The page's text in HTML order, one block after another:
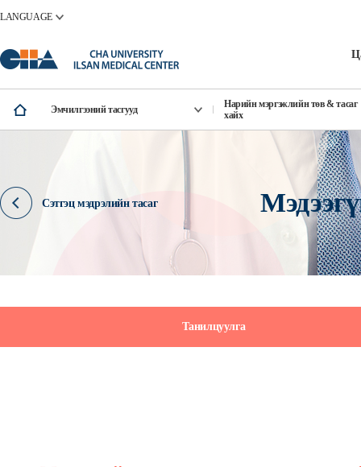
LANGUAGE
Эмчилгээний тасгууд
Нарийн мэргэжлийн төв & тасаг
хайх
Сэтгэц мэдрэлийн тасаг
Танилцуулга